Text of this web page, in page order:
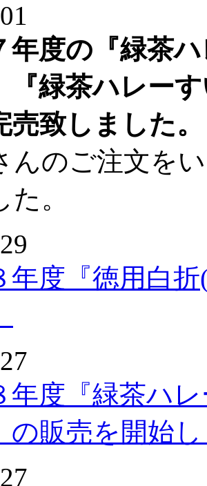
年度の『緑茶
『緑茶ハレー
売致しました。
んのご注文を
。
年度『徳用白
年度『緑茶ハ
の販売を開始